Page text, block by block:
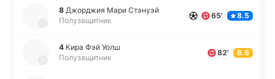
8 Джо­рджия Мари Стэ­нуэй
Полузащитник
65' 8.5
4 Кира Фэй Уолш
Полузащитник
82' 6.5